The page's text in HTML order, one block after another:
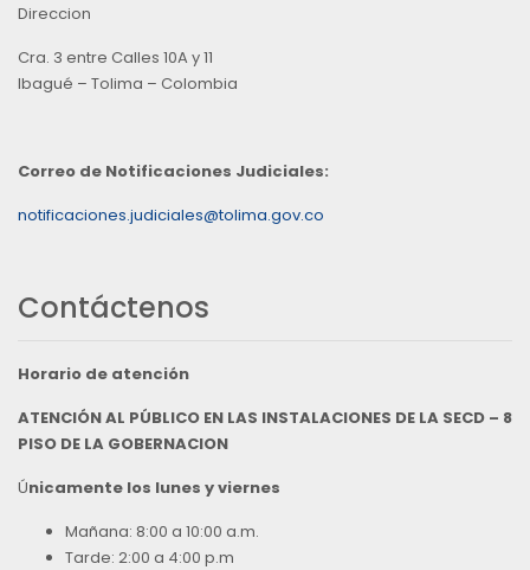
Direccion
Cra. 3 entre Calles 10A y 11
Ibagué – Tolima – Colombia
Correo de Notificaciones Judiciales:
notificaciones.judiciales@tolima.gov.co
Contáctenos
Horario de atención
ATENCIÓN AL PÚBLICO EN LAS INSTALACIONES DE LA SECD – 8
PISO DE LA GOBERNACION
Únicamente los lunes y viernes
Mañana: 8:00 a 10:00 a.m.
Tarde: 2:00 a 4:00 p.m